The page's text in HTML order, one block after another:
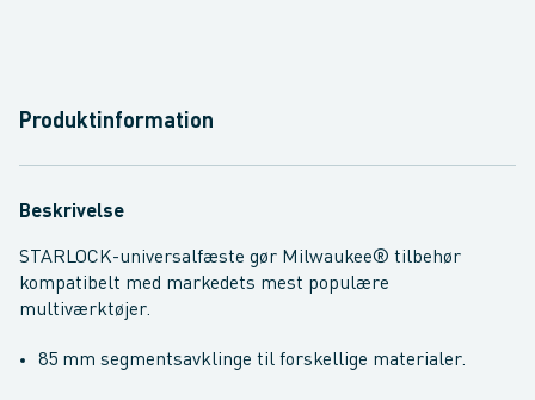
Produktinformation
Beskrivelse
STARLOCK-universalfæste gør Milwaukee® tilbehør
kompatibelt med markedets mest populære
multiværktøjer.
85 mm segmentsavklinge til forskellige materialer.